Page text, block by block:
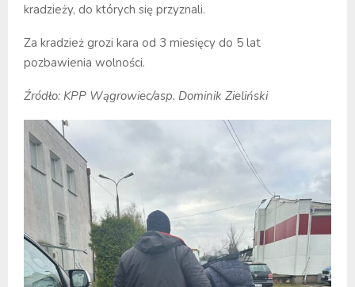
kradzieży, do których się przyznali.
Za kradzież grozi kara od 3 miesięcy do 5 lat
pozbawienia wolności.
Źródło: KPP Wągrowiec/asp. Dominik Zieliński